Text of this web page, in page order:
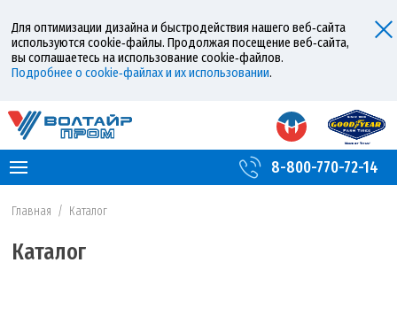
Для оптимизации дизайна и быстродействия нашего веб‑сайта
используются cookie‑файлы. Продолжая посещение веб‑сайта,
вы соглашаетесь на использование cookie‑файлов.
Подробнее о cookie‑файлах и их использовании.
8-800-770-72-14
Главная / Каталог
Каталог